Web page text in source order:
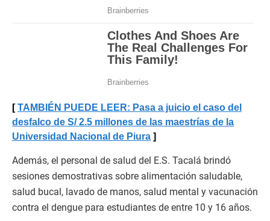
TAMBIÉN PUEDE LEER: Pasa a juicio el caso del
desfalco de S/ 2.5 millones de las maestrías de la
Universidad Nacional de Piura
Además, el personal de salud del E.S. Tacalá brindó
sesiones demostrativas sobre alimentación saludable,
salud bucal, lavado de manos, salud mental y vacunación
contra el dengue para estudiantes de entre 10 y 16 años.